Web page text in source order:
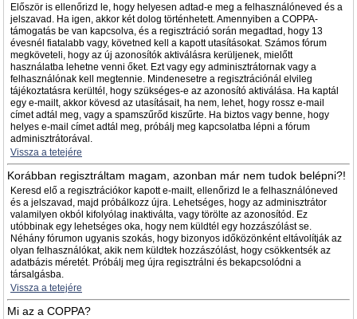
Először is ellenőrizd le, hogy helyesen adtad-e meg a felhasználóneved és a
jelszavad. Ha igen, akkor két dolog történhetett. Amennyiben a COPPA-
támogatás be van kapcsolva, és a regisztráció során megadtad, hogy 13
évesnél fiatalabb vagy, követned kell a kapott utasításokat. Számos fórum
megköveteli, hogy az új azonosítók aktiválásra kerüljenek, mielőtt
használatba lehetne venni őket. Ezt vagy egy adminisztrátornak vagy a
felhasználónak kell megtennie. Mindenesetre a regisztrációnál elvileg
tájékoztatásra kerültél, hogy szükséges-e az azonosító aktiválása. Ha kaptál
egy e-mailt, akkor kövesd az utasításait, ha nem, lehet, hogy rossz e-mail
címet adtál meg, vagy a spamszűrőd kiszűrte. Ha biztos vagy benne, hogy
helyes e-mail címet adtál meg, próbálj meg kapcsolatba lépni a fórum
adminisztrátorával.
Vissza a tetejére
Korábban regisztráltam magam, azonban már nem tudok belépni?!
Keresd elő a regisztrációkor kapott e-mailt, ellenőrizd le a felhasználóneved
és a jelszavad, majd próbálkozz újra. Lehetséges, hogy az adminisztrátor
valamilyen okból kifolyólag inaktiválta, vagy törölte az azonosítód. Ez
utóbbinak egy lehetséges oka, hogy nem küldtél egy hozzászólást se.
Néhány fórumon ugyanis szokás, hogy bizonyos időközönként eltávolítják az
olyan felhasználókat, akik nem küldtek hozzászólást, hogy csökkentsék az
adatbázis méretét. Próbálj meg újra regisztrálni és bekapcsolódni a
társalgásba.
Vissza a tetejére
Mi az a COPPA?